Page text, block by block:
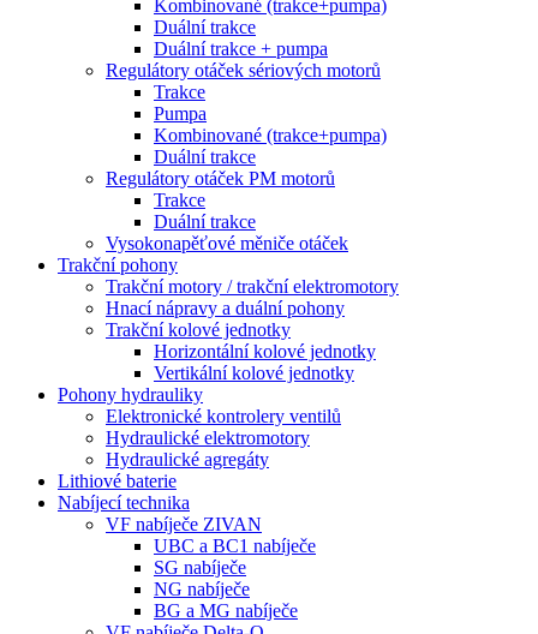
Kombinované (trakce+pumpa)
Duální trakce
Duální trakce + pumpa
Regulátory otáček sériových motorů
Trakce
Pumpa
Kombinované (trakce+pumpa)
Duální trakce
Regulátory otáček PM motorů
Trakce
Duální trakce
Vysokonapěťové měniče otáček
Trakční pohony
Trakční motory / trakční elektromotory
Hnací nápravy a duální pohony
Trakční kolové jednotky
Horizontální kolové jednotky
Vertikální kolové jednotky
Pohony hydrauliky
Elektronické kontrolery ventilů
Hydraulické elektromotory
Hydraulické agregáty
Lithiové baterie
Nabíjecí technika
VF nabíječe ZIVAN
UBC a BC1 nabíječe
SG nabíječe
NG nabíječe
BG a MG nabíječe